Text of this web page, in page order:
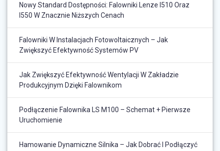
Nowy Standard Dostępności: Falowniki Lenze I510 Oraz
I550 W Znacznie Niższych Cenach
Falowniki W Instalacjach Fotowoltaicznych – Jak
Zwiększyć Efektywność Systemów PV
Jak Zwiększyć Efektywność Wentylacji W Zakładzie
Produkcyjnym Dzięki Falownikom
Podłączenie Falownika LS M100 – Schemat + Pierwsze
Uruchomienie
Hamowanie Dynamiczne Silnika – Jak Dobrać I Podłączyć